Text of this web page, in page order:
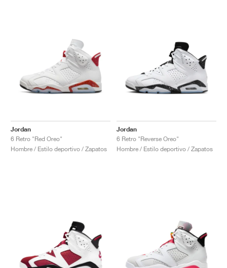
Jordan
6 Retro "Red Oreo"
Hombre / Estilo deportivo / Zapatos
Jordan
6 Retro "Reverse Oreo"
Hombre / Estilo deportivo / Zapatos